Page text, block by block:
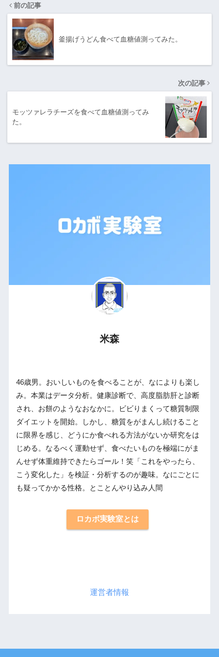
前の記事
釜揚げうどん食べて血糖値測ってみた。
次の記事
モッツァレラチーズを食べて血糖値測ってみ
た。
米森
46歳男。おいしいものを食べることが、なによりも楽し
み。本業はデータ分析。健康診断で、高度脂肪肝と診断
され、お餅のようなおなかに。ビビりまくって糖質制限
ダイエットを開始。しかし、糖質をがまんし続けること
に限界を感じ、どうにか食べれる方法がないか研究をは
じめる。なるべく運動せず、食べたいものを極端にがま
んせず体重維持できたらゴール！笑「これをやったら、
こう変化した」を検証・分析するのが趣味。なにごとに
も疑ってかかる性格。とことんやり込み人間
ロカボ実験室とは
運営者情報